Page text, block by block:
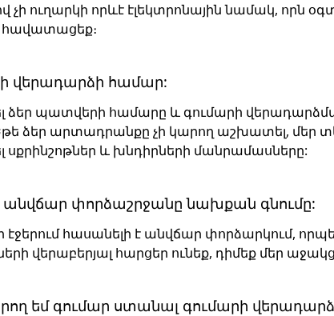
ուղարկի որևէ էլեկտրոնային նամակ, որն
հավատացեք։
վերադարձի համար:
ձեր պատվերի համարը և գումարի
​​ձեր արտադրանքը չի կարող աշխատել, մեր
սքրինշոթներ և խնդիրների մանրամասները:
անվճար փորձաշրջանը նախքան գնումը:
էջերում հասանելի է անվճար փորձարկում,
վերաբերյալ հարցեր ունեք, դիմեք մեր
եմ գումար ստանալ գումարի